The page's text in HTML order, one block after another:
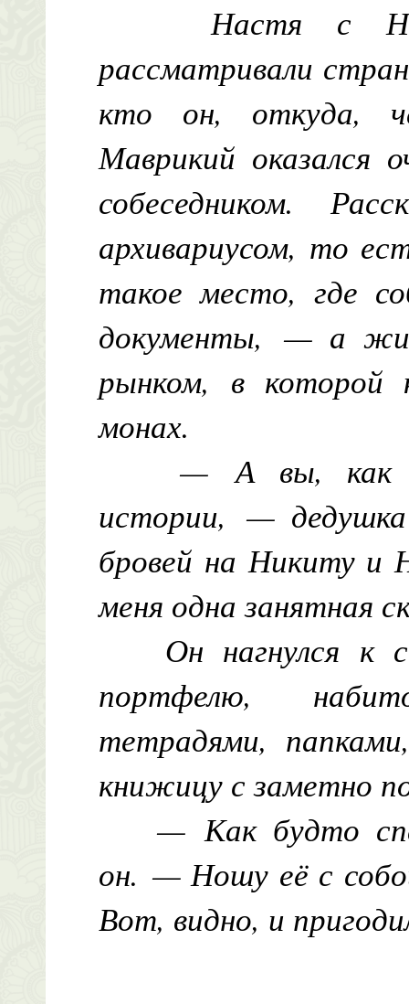
Настя с
рассматривали
кто он, откуда,
Маврикий оказался
собеседником.
архивариусом, то
такое место, где
документы, — а
рынком, в которой
монах.
— А вы, как
истории, — дедушка
бровей на Никиту
меня одна занятная
Он нагнулся к
портфелю,
тетрадями,
книжицу с заметно
— Как будто
он. — Ношу её с
Вот, видно, и